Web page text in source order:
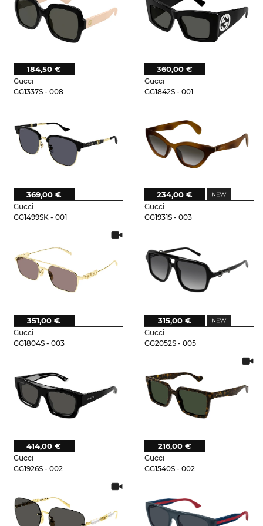
Gucci
GG1337S - 008
184,50 €
Gucci
GG1842S - 001
360,00 €
Gucci
GG1499SK - 001
369,00 €
Gucci
GG1931S - 003
234,00 €
Gucci
GG1804S - 003
351,00 €
Gucci
GG2052S - 005
315,00 €
Gucci
GG1926S - 002
414,00 €
Gucci
GG1540S - 002
216,00 €